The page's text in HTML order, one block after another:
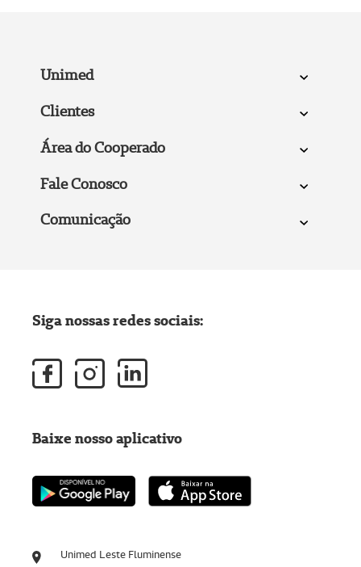
Unimed
Clientes
Área do Cooperado
Fale Conosco
Comunicação
Unimed Leste Fluminense
Siga nossas redes sociais:
Baixe nosso aplicativo